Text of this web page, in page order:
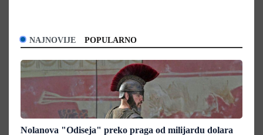
NAJNOVIJE POPULARNO
Nolanova "Odiseja" preko praga od milijardu dolara